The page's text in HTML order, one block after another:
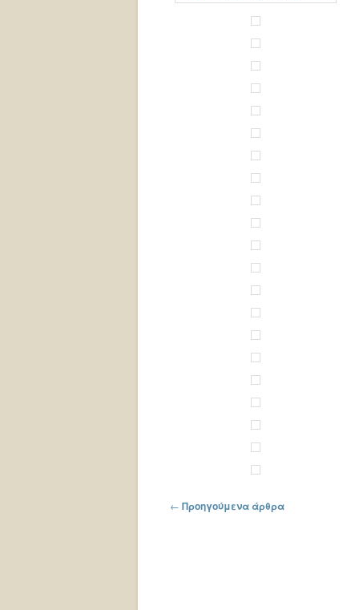
Πλοήγηση στα άρθρα
← Προηγούμενα άρθρα